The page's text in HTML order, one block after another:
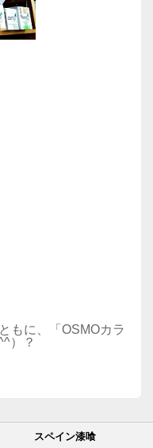
もに、「OSMOカラ
）？
スペイン漆喰